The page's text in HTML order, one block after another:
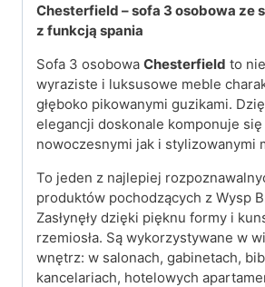
Chesterfield – sofa 3 osobowa ze
z funkcją spania
Sofa 3 osobowa Chesterfield to
wyraziste i luksusowe meble
głęboko pikowanymi guzikami.
elegancji doskonale komponuje
nowoczesnymi jak i stylizowanymi
To jeden z najlepiej
produktów pochodzących z Wysp
Zasłynęły dzięki pięknu formy i
rzemiosła. Są wykorzystywane w
wnętrz: w salonach, gabinetach,
kancelariach, hotelowych